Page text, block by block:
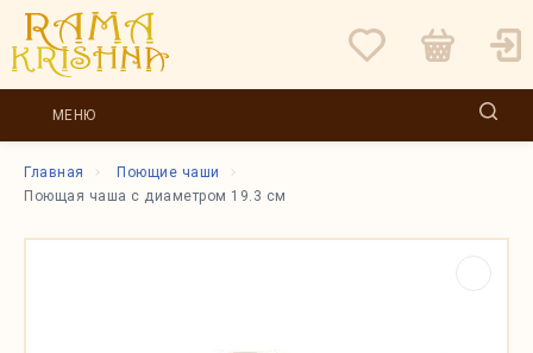
МЕНЮ
Главная
Поющие чаши
Поющая чаша с диаметром 19.3 см